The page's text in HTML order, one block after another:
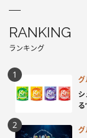
RANKING
ランキング
グ
グ